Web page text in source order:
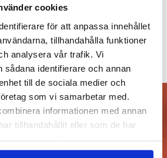
cookies
för att anpassa innehållet
tillhandahålla funktioner
analysera vår trafik. Vi
sådana identifierare och annan
till de sociala medier och
som vi samarbetar med.
informationen med annan
tillhandahållit eller som de har
på vårt nyhetsbrev och
i nätbutiken!